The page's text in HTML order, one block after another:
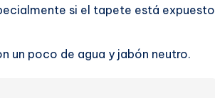
si el tapete está expuesto
un poco de agua y jabón neutro.